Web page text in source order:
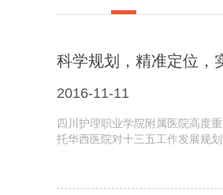
科学规划，精准定位，
2016-11-11
四川护理职业学院附属医院高度
托华西医院对十三五工作发展规